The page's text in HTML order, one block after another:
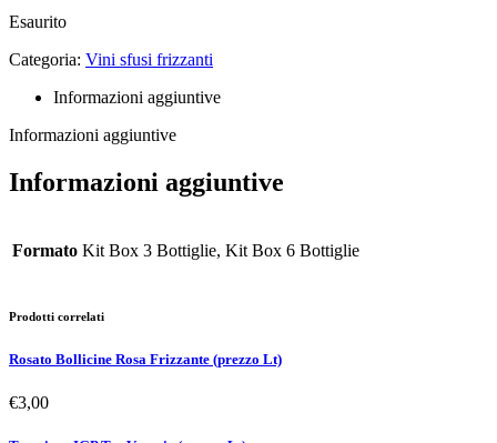
Esaurito
Categoria: Vini sfusi frizzanti
Informazioni aggiuntive
Informazioni aggiuntive
Informazioni aggiuntive
Formato Kit Box 3 Bottiglie, Kit Box 6 Bottiglie
Prodotti correlati
Rosato Bollicine Rosa Frizzante (prezzo Lt)
€3,00